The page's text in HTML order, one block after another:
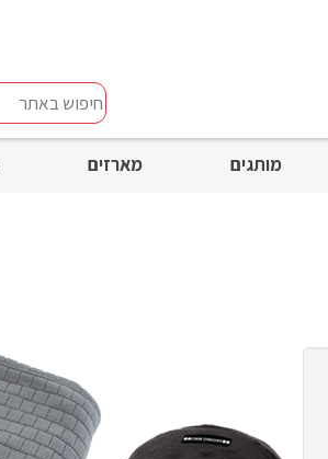
מותגים מארזים
חיפוש
באתר